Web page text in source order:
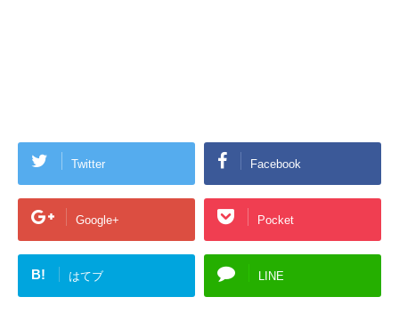
Twitter Facebook
Google+ Pocket
B! はてブ LINE